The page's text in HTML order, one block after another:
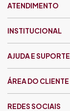
ATENDIMENTO
INSTITUCIONAL
AJUDA E SUPORTE
ÁREA DO CLIENTE
REDES SOCIAIS